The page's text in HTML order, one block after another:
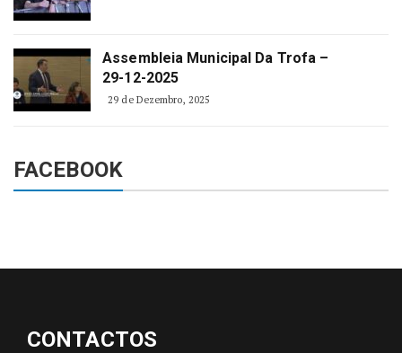
Assembleia Municipal Da Trofa –
29-12-2025
29 de Dezembro, 2025
FACEBOOK
CONTACTOS